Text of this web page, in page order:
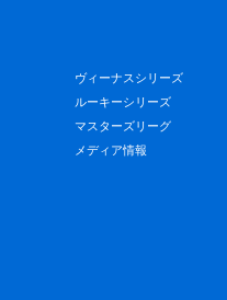
ヴィーナスシリーズ
ルーキーシリーズ
マスターズリーグ
メディア情報